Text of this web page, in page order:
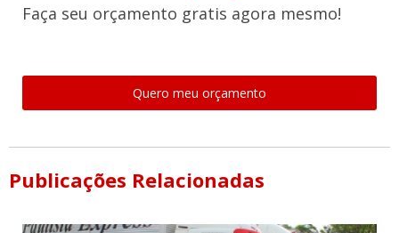
Faça seu orçamento gratis agora mesmo!
Quero meu orçamento
Publicações Relacionadas